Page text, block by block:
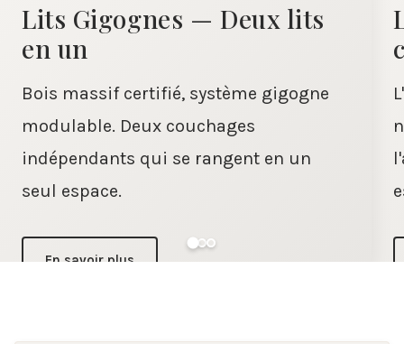
Lits Gigognes — Deux lits
en un
Bois massif certifié, système gigogne
modulable. Deux couchages
indépendants qui se rangent en un
seul espace.
En savoir plus